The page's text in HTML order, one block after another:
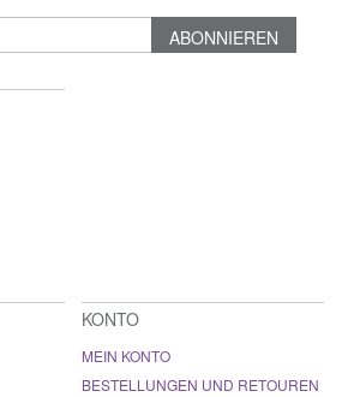
ABONNIEREN
KONTO
MEIN KONTO
BESTELLUNGEN UND RETOUREN